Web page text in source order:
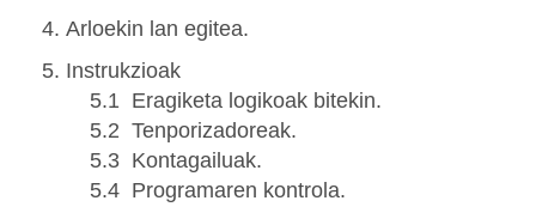
Arloekin lan egitea.
Instrukzioak
5.1 Eragiketa logikoak bitekin.
5.2 Tenporizadoreak.
5.3 Kontagailuak.
5.4 Programaren kontrola.